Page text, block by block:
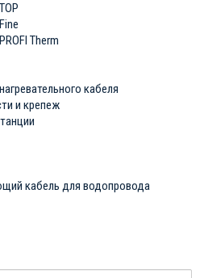
Therm
кабеля
и крепеж
кабель для водопровода